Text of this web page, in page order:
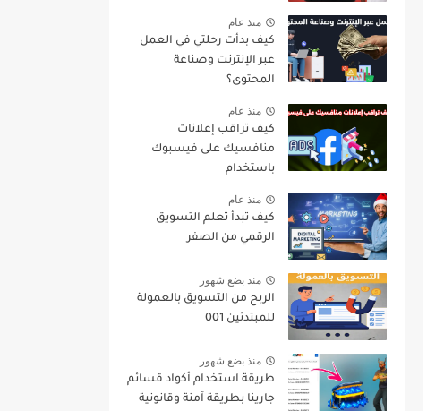
منذ عام
كيف بدأت رحلتي في العمل
عبر الإنترنت وصناعة
المحتوى؟
منذ عام
كيف تراقب إعلانات
منافسيك على فيسبوك
باستخدام
منذ عام
كيف تبدأ تعلم التسويق
الرقمي من الصفر
منذ بضع شهور
الربح من التسويق بالعمولة
للمبتدئين 001
منذ بضع شهور
طريقة استخدام أكواد قسائم
جارينا بطريقة آمنة وقانونية